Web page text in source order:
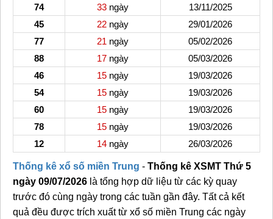
74
33 ngày
13/11/2025
45
22 ngày
29/01/2026
77
21 ngày
05/02/2026
88
17 ngày
05/03/2026
46
15 ngày
19/03/2026
54
15 ngày
19/03/2026
60
15 ngày
19/03/2026
78
15 ngày
19/03/2026
12
14 ngày 26/03/2026
Thống kê xổ số miền Trung - Thống kê XSMT Thứ 5
ngày 09/07/2026 là tổng hợp dữ liệu từ các kỳ quay
trước đó cùng ngày trong các tuần gần đây. Tất cả kết
quả đều được trích xuất từ xổ số miền Trung các ngày